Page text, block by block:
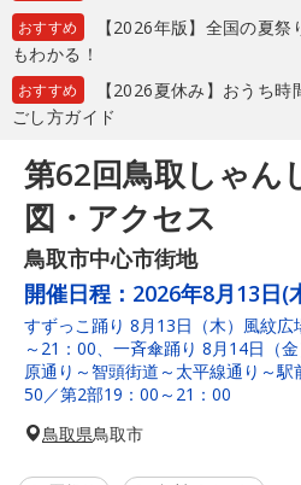
おすすめ
【2026年版】全国の夏
もわかる！
おすすめ
【2026夏休み】おうち
ごし方ガイド
第62回鳥取しゃん
図・アクセス
鳥取市中心市街地
開催日程： 2026年8月13日(
すずっこ踊り 8月13日（木）風紋
～21：00、一斉傘踊り 8月14日（
原通り～智頭街道～太平線通り～駅
50／第2部19：00～21：00
鳥取県鳥取市